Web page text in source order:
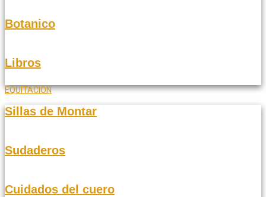
Botanico
Libros
EQUITACION
Sillas de Montar
Sudaderos
Cuidados del cuero